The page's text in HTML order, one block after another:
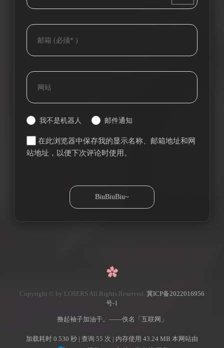
我不是机器人 邮件通知
在此浏览器中保存我的显示名称、邮箱地址和网
站地址，以便下次评论时使用。
Copyright © by LOSERS All Rights Reserved. 冀ICP备2022016956
号-1
撸起袖子加油干。——佚名「互联网」
加载耗时 0.530 秒 | 查询 55 次 | 内存使用 43.24 MB 本网站由